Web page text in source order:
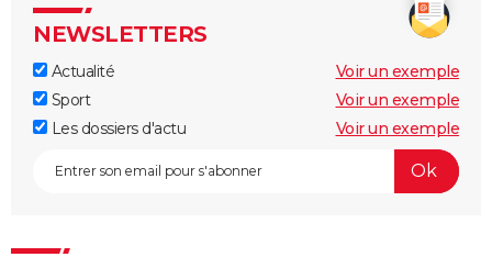
NEWSLETTERS
Actualité
Voir un exemple
Sport
Voir un exemple
Les dossiers d'actu
Voir un exemple